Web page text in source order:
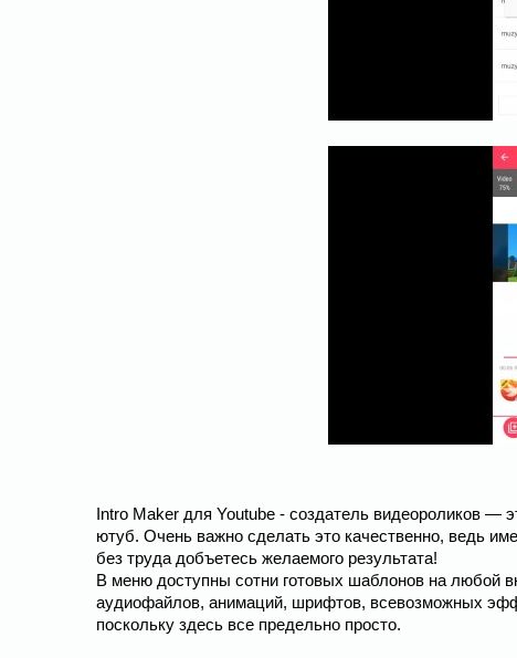
Intro Maker для Youtube - создатель видеороликов —
ютуб. Очень важно сделать это качественно, ведь
без труда добъетесь желаемого результата!
В меню доступны сотни готовых шаблонов на любой
аудиофайлов, анимаций, шрифтов, всевозможных
поскольку здесь все предельно просто.